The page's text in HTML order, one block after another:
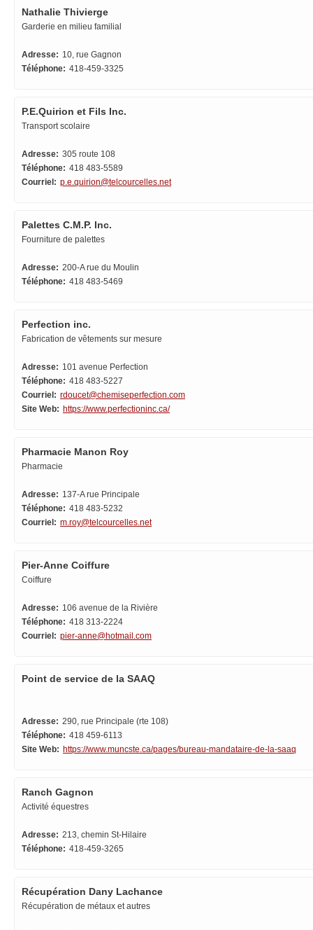
Nathalie Thivierge
Garderie en milieu familial
Adresse: 10, rue Gagnon
Téléphone: 418-459-3325
P.E.Quirion et Fils Inc.
Transport scolaire
Adresse: 305 route 108
Téléphone: 418 483-5589
Courriel: p.e.quirion@telcourcelles.net
Palettes C.M.P. Inc.
Fourniture de palettes
Adresse: 200-A rue du Moulin
Téléphone: 418 483-5469
Perfection inc.
Fabrication de vêtements sur mesure
Adresse: 101 avenue Perfection
Téléphone: 418 483-5227
Courriel: rdoucet@chemiseperfection.com
Site Web: https://www.perfectioninc.ca/
Pharmacie Manon Roy
Pharmacie
Adresse: 137-A rue Principale
Téléphone: 418 483-5232
Courriel: m.roy@telcourcelles.net
Pier-Anne Coiffure
Coiffure
Adresse: 106 avenue de la Rivière
Téléphone: 418 313-2224
Courriel: pier-anne@hotmail.com
Point de service de la SAAQ
Adresse: 290, rue Principale (rte 108)
Téléphone: 418 459-6113
Site Web: https://www.muncste.ca/pages/bureau-mandataire-de-la-saaq
Ranch Gagnon
Activité équestres
Adresse: 213, chemin St-Hilaire
Téléphone: 418-459-3265
Récupération Dany Lachance
Récupération de métaux et autres